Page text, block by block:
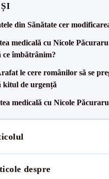
din Sănătate cer
medicală cu Nicole
ce îmbătrânim?
le cere românilor să se
kitul de urgență
medicală cu Nicole
despre